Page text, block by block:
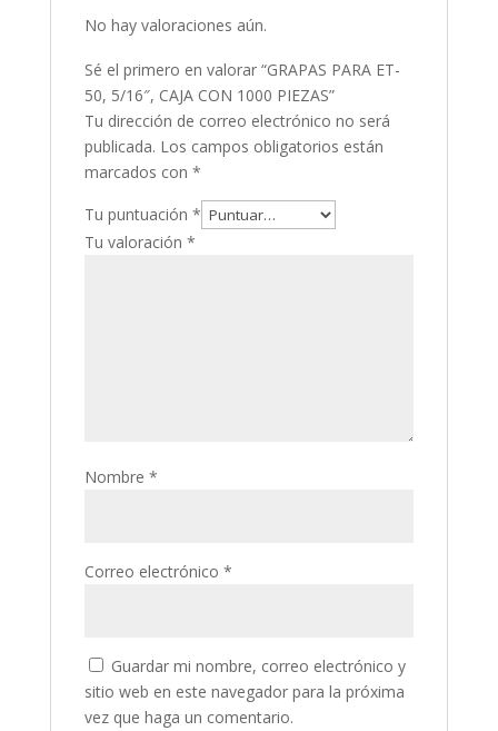
No hay valoraciones aún.
Sé el primero en valorar “GRAPAS PARA ET-
50, 5/16″, CAJA CON 1000 PIEZAS”
Tu dirección de correo electrónico no será
publicada. Los campos obligatorios están
marcados con *
Tu puntuación *
Tu valoración *
Nombre *
Correo electrónico *
Guardar mi nombre, correo electrónico y
sitio web en este navegador para la próxima
vez que haga un comentario.